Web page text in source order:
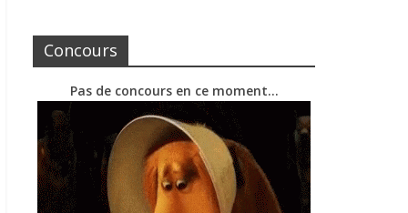
Concours
Pas de concours en ce moment…